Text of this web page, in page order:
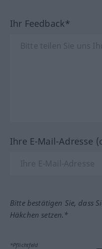
Ihr Feedback*
Ihre E-Mail-Adresse
Bitte bestätigen Sie, dass
Häkchen setzen.*
*Pflichtfeld